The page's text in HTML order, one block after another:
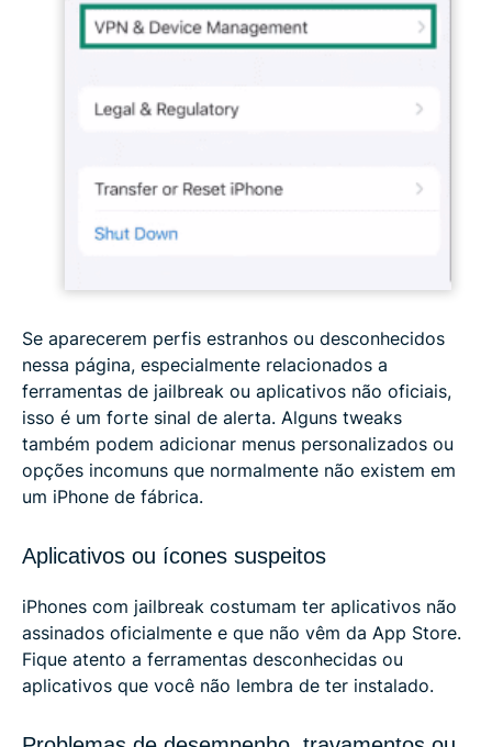
Se aparecerem perfis estranhos ou desconhecidos
nessa página, especialmente relacionados a
ferramentas de jailbreak ou aplicativos não oficiais,
isso é um forte sinal de alerta. Alguns tweaks
também podem adicionar menus personalizados ou
opções incomuns que normalmente não existem em
um iPhone de fábrica.
Aplicativos ou ícones suspeitos
iPhones com jailbreak costumam ter aplicativos não
assinados oficialmente e que não vêm da App Store.
Fique atento a ferramentas desconhecidas ou
aplicativos que você não lembra de ter instalado.